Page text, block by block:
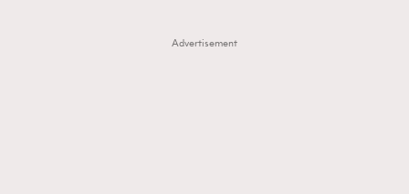
Advertisement